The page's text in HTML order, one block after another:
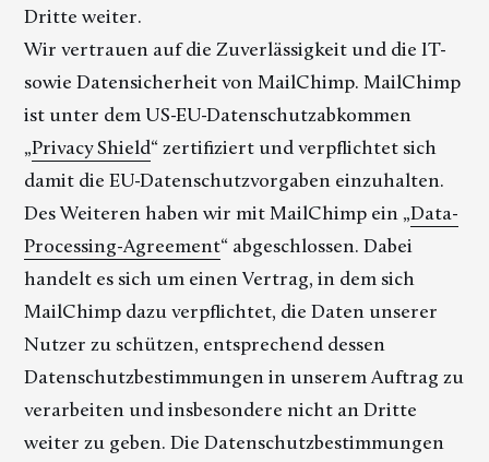
Dritte weiter.
Wir vertrauen auf die Zuverlässigkeit und die IT-
sowie Datensicherheit von MailChimp. MailChimp
ist unter dem US-EU-Datenschutzabkommen
„Privacy Shield“ zertifiziert und verpflichtet sich
damit die EU-Datenschutzvorgaben einzuhalten.
Des Weiteren haben wir mit MailChimp ein „Data-
Processing-Agreement“ abgeschlossen. Dabei
handelt es sich um einen Vertrag, in dem sich
MailChimp dazu verpflichtet, die Daten unserer
Nutzer zu schützen, entsprechend dessen
Datenschutzbestimmungen in unserem Auftrag zu
verarbeiten und insbesondere nicht an Dritte
weiter zu geben. Die Datenschutzbestimmungen